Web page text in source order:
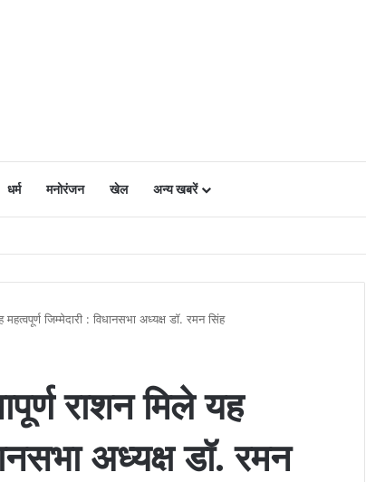
धर्म मनोरंजन खेल अन्य खबरें
नैनो डीएपी और नैनो यूरिया बने किसानों के भरोसेमंद कृषि साथी…..
महत्वपूर्ण जिम्मेदारी : विधानसभा अध्यक्ष डॉ. रमन सिंह
राशन मिले यह
अध्यक्ष डॉ. रमन